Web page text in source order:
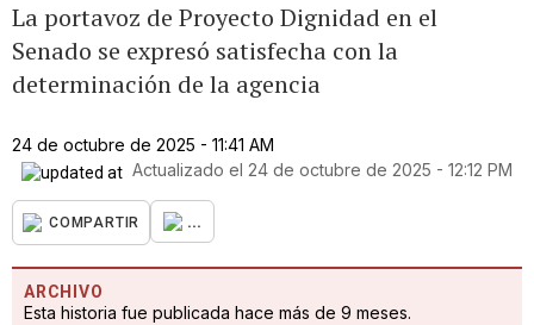
La portavoz de Proyecto Dignidad en el
Senado se expresó satisfecha con la
determinación de la agencia
24 de octubre de 2025 - 11:41 AM
Actualizado el 24 de octubre de 2025 - 12:12 PM
COMPARTIR ...
ARCHIVO
Esta historia fue publicada hace más de 9 meses.